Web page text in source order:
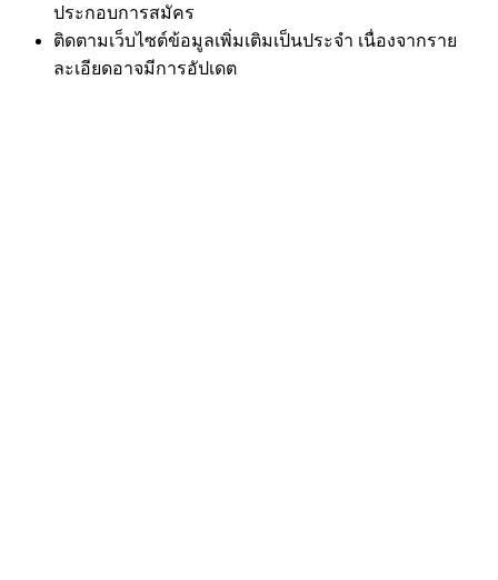
ประกอบการสมัคร
ติดตามเว็บไซต์ข้อมูลเพิ่มเติมเป็นประจำ เนื่องจากราย
ละเอียดอาจมีการอัปเดต